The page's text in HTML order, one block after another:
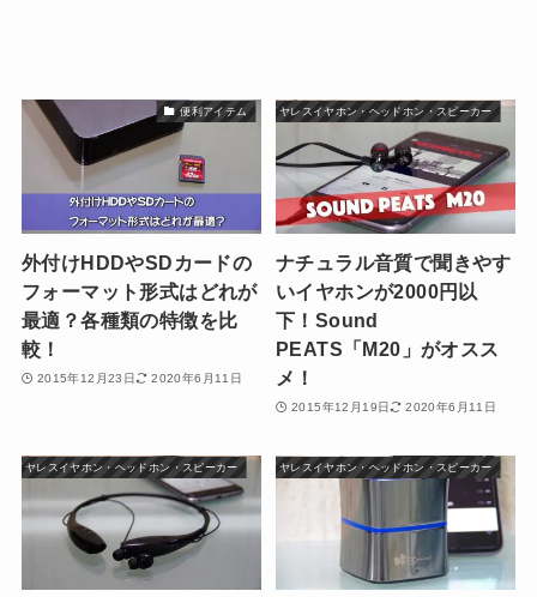
便利アイテム
外付けHDDやSDカードの
フォーマット形式はどれが
最適？各種類の特徴を比
較！
2015年12月23日 2020年6月11日
ワイヤレスイヤホン・ヘッドホン・スピーカー
ナチュラル音質で聞きやす
いイヤホンが2000円以
下！Sound
PEATS「M20」がオスス
メ！
2015年12月19日 2020年6月11日
ワイヤレスイヤホン・ヘッドホン・スピーカー ワイヤレスイヤホン・ヘッドホン・スピーカー